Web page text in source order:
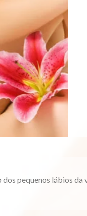
pequenos lábios